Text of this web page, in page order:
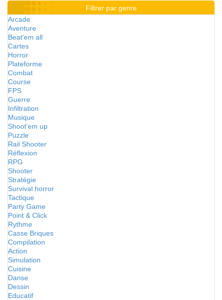
Filtrer par genre
Arcade
Aventure
Beat'em all
Cartes
Horror
Plateforme
Combat
Course
FPS
Guerre
Infiltration
Musique
Shoot'em up
Puzzle
Rail Shooter
Réflexion
RPG
Shooter
Stratégie
Survival horror
Tactique
Party Game
Point & Click
Rythme
Casse Briques
Compilation
Action
Simulation
Cuisine
Danse
Dessin
Educatif